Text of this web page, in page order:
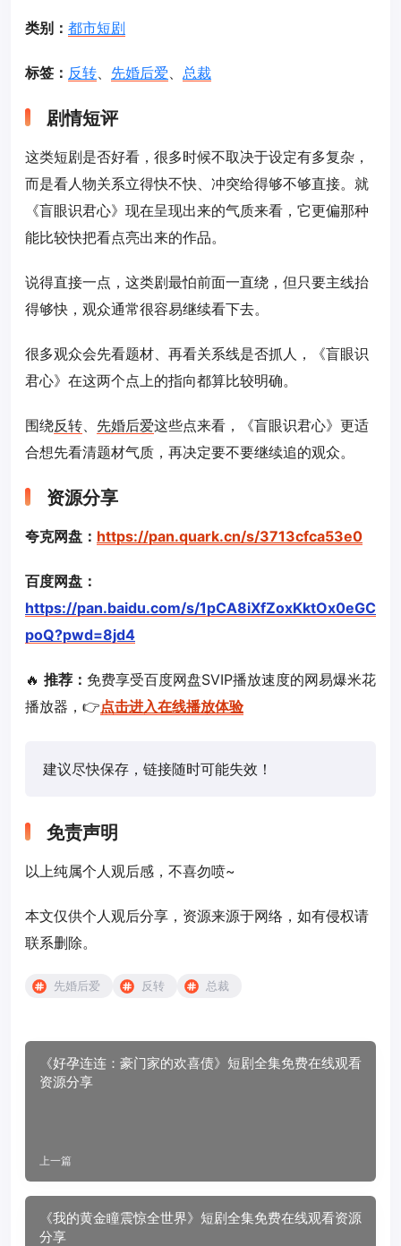
类别： 都市短剧
标签： 反转、 先婚后爱、 总裁
剧情短评
这类短剧是否好看，很多时候不取决于设定有多复杂，
而是看人物关系立得快不快、冲突给得够不够直接。就
《盲眼识君心》现在呈现出来的气质来看，它更偏那种
能比较快把看点亮出来的作品。
说得直接一点，这类剧最怕前面一直绕，但只要主线抬
得够快，观众通常很容易继续看下去。
很多观众会先看题材、再看关系线是否抓人，《盲眼识
君心》在这两个点上的指向都算比较明确。
围绕反转、 先婚后爱这些点来看，《盲眼识君心》更适
合想先看清题材气质，再决定要不要继续追的观众。
资源分享
夸克网盘： https://pan.quark.cn/s/3713cfca53e0
百度网盘：
https://pan.baidu.com/s/1pCA8iXfZoxKktOx0eGC
poQ?pwd=8jd4
🔥 推荐： 免费享受百度网盘SVIP播放速度的网易爆米花
播放器，👉点击进入在线播放体验
建议尽快保存，链接随时可能失效！
免责声明
以上纯属个人观后感，不喜勿喷~
本文仅供个人观后分享，资源来源于网络，如有侵权请
联系删除。
先婚后爱 反转 总裁
《好孕连连：豪门家的欢喜债》短剧全集免费在线观看
资源分享
上一篇
《我的黄金瞳震惊全世界》短剧全集免费在线观看资源
分享